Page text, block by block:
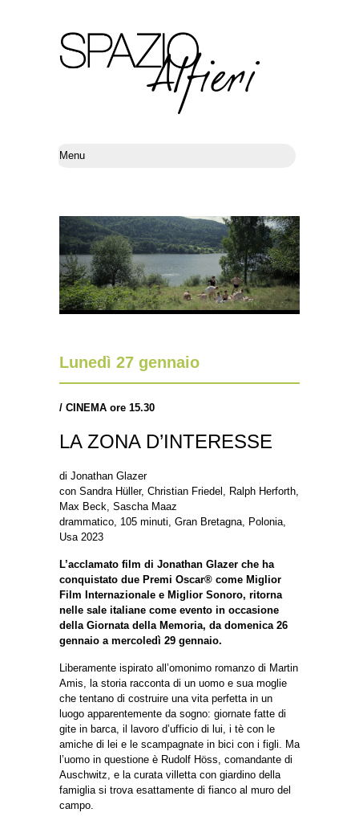
Lunedì 27 gennaio
/ CINEMA ore 15.30
LA ZONA D’INTERESSE
di Jonathan Glazer
con Sandra Hüller, Christian Friedel, Ralph Herforth,
Max Beck, Sascha Maaz
drammatico, 105 minuti, Gran Bretagna, Polonia,
Usa 2023
L’acclamato film di Jonathan Glazer che ha
conquistato due Premi Oscar® come Miglior
Film Internazionale e Miglior Sonoro, ritorna
nelle sale italiane come evento in occasione
della Giornata della Memoria, da domenica 26
gennaio a mercoledì 29 gennaio.
Liberamente ispirato all’omonimo romanzo di Martin
Amis, la storia racconta di un uomo e sua moglie
che tentano di costruire una vita perfetta in un
luogo apparentemente da sogno: giornate fatte di
gite in barca, il lavoro d’ufficio di lui, i tè con le
amiche di lei e le scampagnate in bici con i figli. Ma
l’uomo in questione è Rudolf Höss, comandante di
Auschwitz, e la curata villetta con giardino della
famiglia si trova esattamente di fianco al muro del
campo.